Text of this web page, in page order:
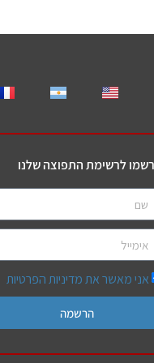
לרשימת התפוצה שלנו
אני מאשר את מדיניות הפרטיות
הרשמה